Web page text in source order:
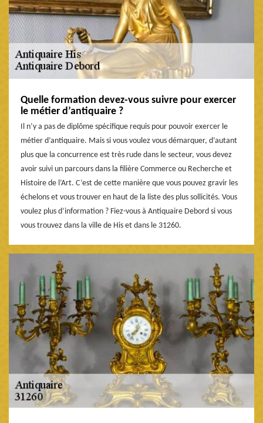
Quelle formation devez-vous suivre pour exercer
le métier d’antiquaire ?
Il n’y a pas de diplôme spécifique requis pour pouvoir exercer le
métier d’antiquaire. Mais si vous voulez vous démarquer, d’autant
plus que la concurrence est très rude dans le secteur, vous devez
avoir suivi un parcours dans la filière Commerce ou Recherche et
Histoire de l’Art. C’est de cette manière que vous pouvez gravir les
échelons et vous trouver en haut de la liste des plus sollicités. Vous
voulez plus d’information ? Fiez-vous à Antiquaire Debord si vous
vous trouvez dans la ville de His et dans le 31260.